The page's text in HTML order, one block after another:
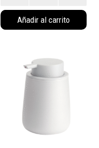
cantidad
Añadir al carrito